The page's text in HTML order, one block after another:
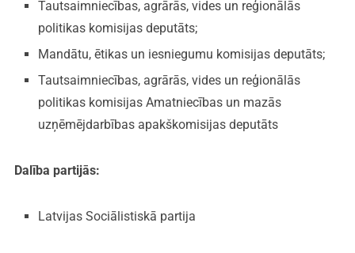
Tautsaimniecības, agrārās, vides un reģionālās
politikas komisijas deputāts;
Mandātu, ētikas un iesniegumu komisijas deputāts;
Tautsaimniecības, agrārās, vides un reģionālās
politikas komisijas Amatniecības un mazās
uzņēmējdarbības apakškomisijas deputāts
Dalība partijās:
Latvijas Sociālistiskā partija